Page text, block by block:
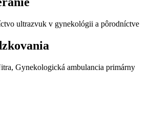
ultrazvuk v gynekológii a pôrodníctve
Gynekologická ambulancia primárny